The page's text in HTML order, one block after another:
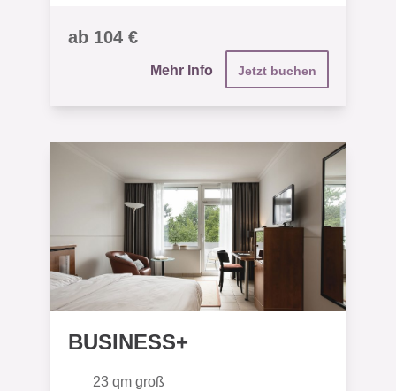
ab 104 €
Mehr Info Jetzt buchen
BUSINESS+
23 qm groß